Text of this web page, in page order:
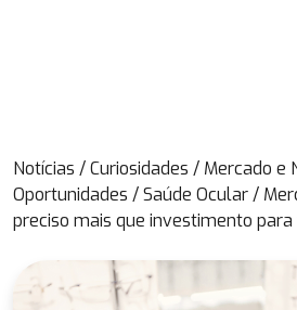
Notícias /Curiosidades / Mercado e
Oportunidades /Saúde Ocular/
preciso mais que investimento